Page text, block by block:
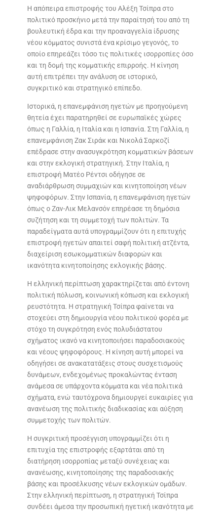
e
b
o
o
k
itt
er
ar
e
Η απόπειρα επιστροφής του Αλέξη Τσίπρα στο
πολιτικό προσκήνιο μετά την παραίτησή του από τη
βουλευτική έδρα και την προαναγγελία ίδρυσης
νέου κόμματος συνιστά ένα κρίσιμο γεγονός, το
οποίο επηρεάζει τόσο τις πολιτικές ισορροπίες όσο
και τη δομή της κομματικής επιρροής. Η κίνηση
αυτή επιτρέπει την ανάλυση σε ιστορικό,
συγκριτικό και στρατηγικό επίπεδο.
Ιστορικά, η επανεμφάνιση ηγετών με προηγούμενη
θητεία έχει παρατηρηθεί σε ευρωπαϊκές χώρες
όπως η Γαλλία, η Ιταλία και η Ισπανία. Στη Γαλλία, η
επανεμφάνιση Ζακ Σιράκ και Νικολά Σαρκοζί
επέδρασε στην ανασυγκρότηση κομματικών βάσεων
και στην εκλογική στρατηγική. Στην Ιταλία, η
επιστροφή Ματέο Ρέντσι οδήγησε σε
αναδιάρθρωση συμμαχιών και κινητοποίηση νέων
ψηφοφόρων. Στην Ισπανία, η επανεμφάνιση ηγετών
όπως ο Ζαν-Λικ Μελανσόν επηρέασε τη δημόσια
συζήτηση και τη συμμετοχή των πολιτών. Τα
παραδείγματα αυτά υπογραμμίζουν ότι η επιτυχής
επιστροφή ηγετών απαιτεί σαφή πολιτική ατζέντα,
διαχείριση εσωκομματικών διαφορών και
ικανότητα κινητοποίησης εκλογικής βάσης.
Η ελληνική περίπτωση χαρακτηρίζεται από έντονη
πολιτική πόλωση, κοινωνική κόπωση και εκλογική
ρευστότητα. Η στρατηγική Τσίπρα φαίνεται να
στοχεύει στη δημιουργία νέου πολιτικού φορέα με
στόχο τη συγκρότηση ενός πολυδιάστατου
σχήματος ικανό να κινητοποιήσει παραδοσιακούς
και νέους ψηφοφόρους. Η κίνηση αυτή μπορεί να
οδηγήσει σε ανακατατάξεις στους συσχετισμούς
δυνάμεων, ενδεχομένως προκαλώντας ένταση
ανάμεσα σε υπάρχοντα κόμματα και νέα πολιτικά
σχήματα, ενώ ταυτόχρονα δημιουργεί ευκαιρίες για
ανανέωση της πολιτικής διαδικασίας και αύξηση
συμμετοχής των πολιτών.
Η συγκριτική προσέγγιση υπογραμμίζει ότι η
επιτυχία της επιστροφής εξαρτάται από τη
διατήρηση ισορροπίας μεταξύ συνέχειας και
ανανέωσης, κινητοποίησης της παραδοσιακής
βάσης και προσέλκυσης νέων εκλογικών ομάδων.
Στην ελληνική περίπτωση, η στρατηγική Τσίπρα
συνδέει άμεσα την προσωπική ηγετική ικανότητα με